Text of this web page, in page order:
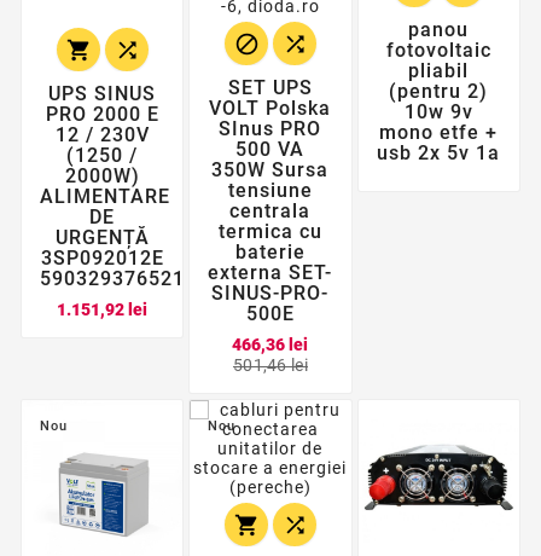
 
UPS SINUS
PRO 2000 E
12 / 230V
(1250 /
2000W)
ALIMENTARE
DE
URGENȚĂ
3SP092012E
5903293765210
1.151,92 lei
 
SET UPS
VOLT Polska
SInus PRO
500 VA
350W Sursa
tensiune
centrala
termica cu
baterie
externa SET-
SINUS-PRO-
500E
466,36 lei
501,46 lei
baza
panou
fotovoltaic
pliabil
(pentru 2)
10w 9v
mono etfe +
usb 2x 5v 1a
Nou Nou
 